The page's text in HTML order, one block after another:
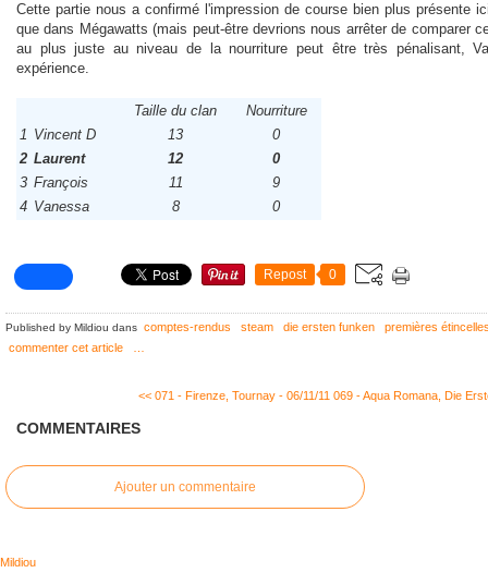
Cette partie nous a confirmé l'impression de course bien plus présente
que dans Mégawatts (mais peut-être devrions nous arrêter de comparer
au plus juste au niveau de la nourriture peut être très pénalisant,
expérience.
Taille du clan
Nourriture
1 Vincent D 13
0
2 Laurent 12
0
3 François 11
9
4 Vanessa 8 0
Repost 0
Published by Mildiou dans comptes-rendus steam die ersten funken
premières
commenter cet article
<< 071 - Firenze, Tournay - 06/11/11 069 - Aqua Romana, Die
COMMENTAIRES
Ajouter un commentaire
Mildiou